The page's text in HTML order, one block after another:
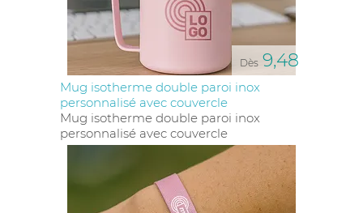
Dès 9,48
Mug isotherme double paroi inox
personnalisé avec couvercle
Mug isotherme double paroi inox
personnalisé avec couvercle